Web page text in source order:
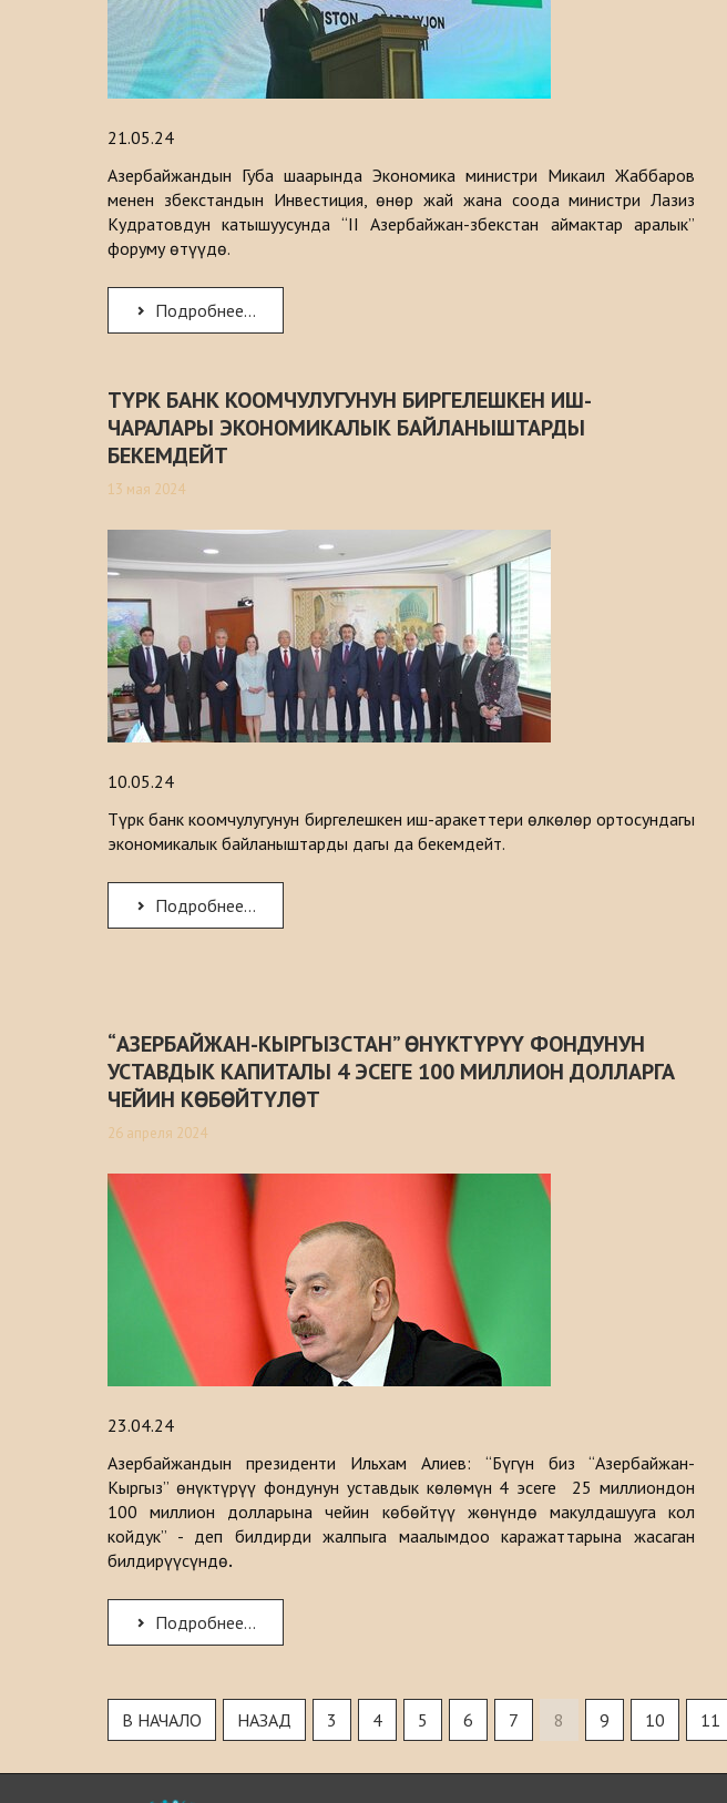
21.05.24
Азербайжандын Губа шаарында Экономика министри Микаил Жаббаров
менен Өзбекстандын Инвестиция, өнөр жай жана соода министри Лазиз
Кудратовдун катышуусунда “II Азербайжан-Өзбекстан аймактар ​​аралык”
форуму өтүүдө.
Подробнее...
ТҮРК БАНК КООМЧУЛУГУНУН БИРГЕЛЕШКЕН ИШ-
ЧАРАЛАРЫ ЭКОНОМИКАЛЫК БАЙЛАНЫШТАРДЫ
БЕКЕМДЕЙТ
13 мая 2024
10.05.24
Түрк банк коомчулугунун биргелешкен иш-аракеттери өлкөлөр ортосундагы
экономикалык байланыштарды дагы да бекемдейт.
Подробнее...
“АЗЕРБАЙЖАН-КЫРГЫЗСТАН” ӨНҮКТҮРҮҮ ФОНДУНУН
УСТАВДЫК КАПИТАЛЫ 4 ЭСЕГЕ 100 МИЛЛИОН ДОЛЛАРГА
ЧЕЙИН КӨБӨЙТҮЛӨТ
26 апреля 2024
23.04.24
Азербайжандын президенти Ильхам Алиев: “Бүгүн биз “Азербайжан-
Кыргыз” өнүктүрүү фондунун уставдык көлөмүн 4 эсеге 25 миллиондон
100 миллион долларына чейин көбөйтүү жөнүндө макулдашууга кол
койдук” - деп билдирди жалпыга маалымдоо каражаттарына жасаган
билдирүүсүндө.
Подробнее...
В НАЧАЛО НАЗАД 3 4 5 6 7 8 9 10 11